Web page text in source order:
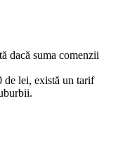
dacă suma comenzii
de lei, există un tarif